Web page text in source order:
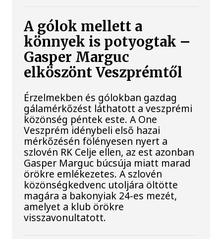
A gólok mellett a
könnyek is potyogtak –
Gasper Marguc
elköszönt Veszprémtől
Érzelmekben és gólokban gazdag
gálamérkőzést láthatott a veszprémi
közönség péntek este. A One
Veszprém idénybeli első hazai
mérkőzésén fölényesen nyert a
szlovén RK Celje ellen, az est azonban
Gasper Marguc búcsúja miatt marad
örökre emlékezetes. A szlovén
közönségkedvenc utoljára öltötte
magára a bakonyiak 24-es mezét,
amelyet a klub örökre
visszavonultatott.